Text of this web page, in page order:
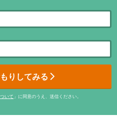
りしてみる
いて 」に同意のうえ、送信ください。